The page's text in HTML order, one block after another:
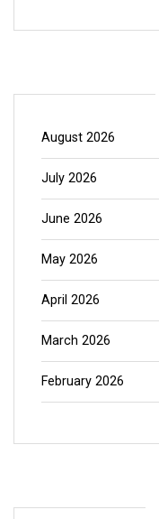
August 2026
July 2026
June 2026
May 2026
April 2026
March 2026
February 2026